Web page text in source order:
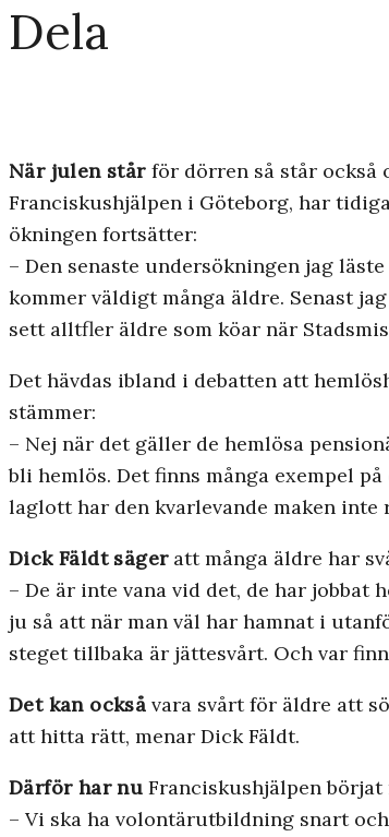
Dela
När julen stårför dörren så står också
Franciskushjälpen i Göteborg, har
ökningen fortsätter:
– Den senaste undersökningen jag
kommer väldigt många äldre. Senast
sett alltfler äldre som köar när
Det hävdas ibland i debatten att
stämmer:
– Nej när det gäller de hemlösa
bli hemlös. Det finns många exempel
laglott har den kvarlevande maken inte
Dick Fäldt sägeratt många äldre har
– De är inte vana vid det, de har
ju så att när man väl har hamnat i
steget tillbaka är jättesvårt. Och var
Det kan också vara svårt för äldre att
att hitta rätt, menar Dick Fäldt.
Därför har nu Franciskushjälpen
– Vi ska ha volontärutbildning snart